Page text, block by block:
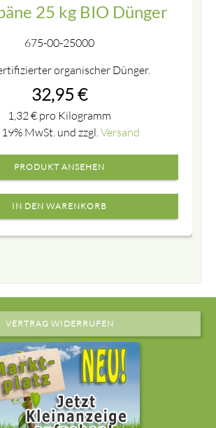
25 kg BIO Dünger
675-00-25000
organischer Dünger.
32,95 €
1,32 € pro Kilogramm
MwSt. und zzgl. Versand
PRODUKT ANSEHEN
VERTRAG WIDERRUFEN